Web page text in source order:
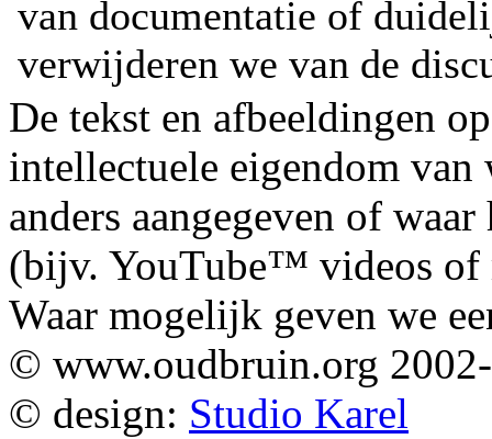
De tekst en afbeeldingen
intellectuele eigendom
anders aangegeven of
(bijv. YouTube™ videos of
Waar mogelijk geven we
© www.oudbruin.org
© design: Studio Karel